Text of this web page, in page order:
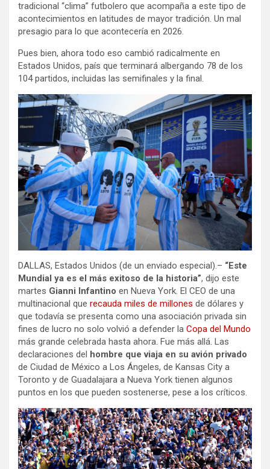
tradicional “clima” futbolero que acompaña a este tipo de
acontecimientos en latitudes de mayor tradición. Un mal
presagio para lo que acontecería en 2026.
Pues bien, ahora todo eso cambió radicalmente en
Estados Unidos, país que terminará albergando 78 de los
104 partidos, incluidas las semifinales y la final.
DALLAS, Estados Unidos (de un enviado especial).– “Este
Mundial ya es el más exitoso de la historia”, dijo este
martes Gianni Infantino en Nueva York. El CEO de una
multinacional que recauda miles de millones de dólares y
que todavía se presenta como una asociación privada sin
fines de lucro no solo volvió a defender la Copa del Mundo
más grande celebrada hasta ahora. Fue más allá. Las
declaraciones del hombre que viaja en su avión privado
de Ciudad de México a Los Ángeles, de Kansas City a
Toronto y de Guadalajara a Nueva York tienen algunos
puntos en los que pueden sostenerse, pese a los críticos.